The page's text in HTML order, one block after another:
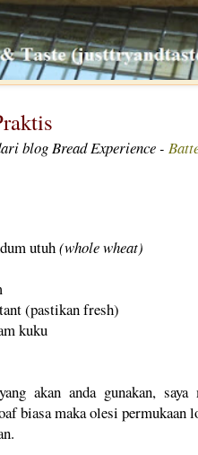
blog Bread Experience -
utuh(whole wheat)
(pastikan fresh)
kuku
akan anda gunakan, saya
biasa maka olesi permukaan